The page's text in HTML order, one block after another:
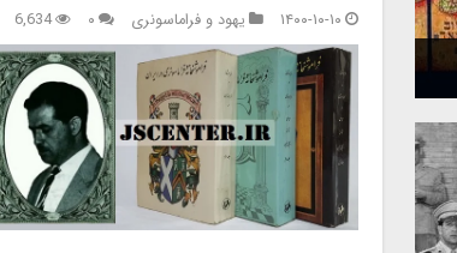
۱۴۰۰-۱۰-۱۰
یهود و فراماسونری ۰ 6,634